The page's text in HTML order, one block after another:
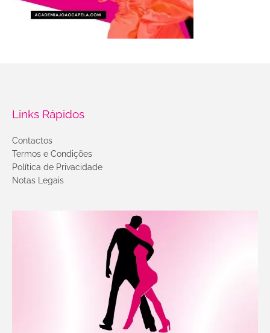
Links Rápidos
Contactos
Termos e Condições
Política de Privacidade
Notas Legais